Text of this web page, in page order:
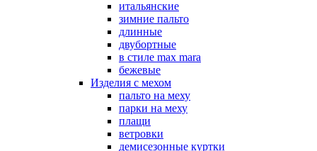
итальянские
зимние пальто
длинные
двубортные
в стиле max mara
бежевые
Изделия с мехом
пальто на меху
парки на меху
плащи
ветровки
демисезонные куртки